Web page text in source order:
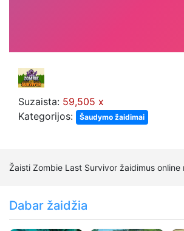
Suzaista: 59,505 x
Kategorijos:
Šaudymo žaidimai
Žaisti Zombie Last Survivor žaidimus
Dabar žaidžia